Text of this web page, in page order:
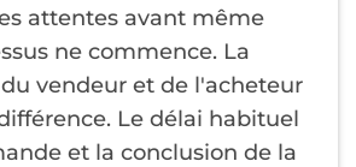
attentes avant même
ne commence. La
vendeur et de l'acheteur
Le délai habituel
et la conclusion de la